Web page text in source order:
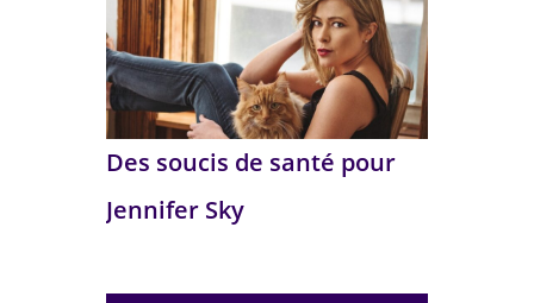
Des soucis de santé pour
Jennifer Sky